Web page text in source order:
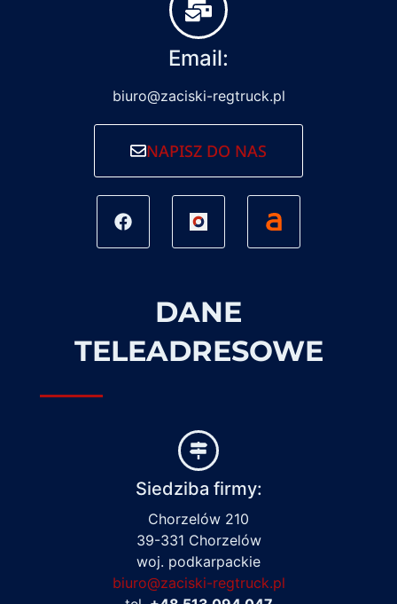
Email:
biuro@zaciski-regtruck.pl
NAPISZ DO NAS
DANE
TELEADRESOWE
Siedziba firmy:
Chorzelów 210
39-331 Chorzelów
woj. podkarpackie
biuro@zaciski-regtruck.pl